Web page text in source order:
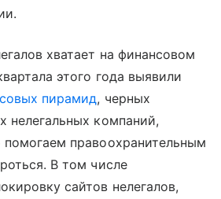
хватает на финансовом
этого года выявили
пирамид, черных
нелегальных компаний,
помогаем правоохранительным
В том числе
сайтов нелегалов,